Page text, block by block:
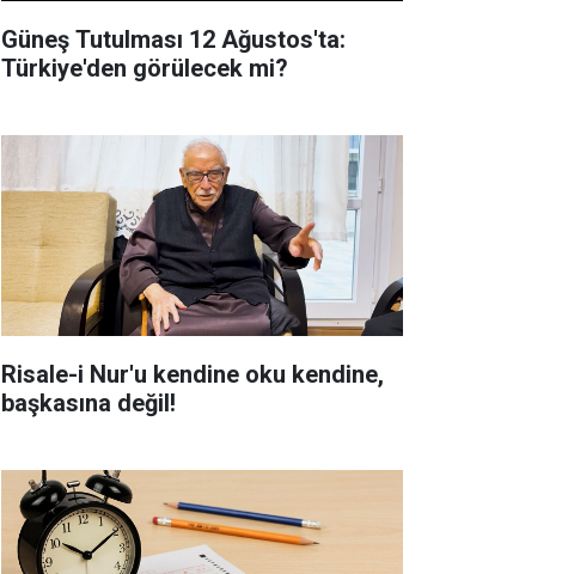
Güneş Tutulması 12 Ağustos'ta:
Türkiye'den görülecek mi?
Risale-i Nur'u kendine oku kendine,
başkasına değil!